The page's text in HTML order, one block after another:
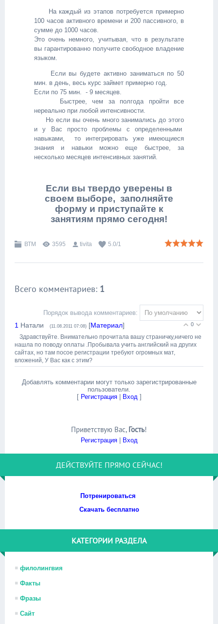
На каждый из этапов потребуется примерно
100 часов активного времени и 200 пассивного, в
сумме до 1000 часов.
Это очень немного, учитывая, что в результате
вы гарантированно получите свободное владение
языком.
Если вы будете активно заниматься по 50
мин. в день, весь курс займет примерно год.
Если по 75 мин. - 9 месяцев.
Быстрее, чем за полгода пройти все
нереально при любой интенсивности.
Но если вы очень много занимались до этого
и у Вас просто проблемы с определенными
навыками, то интегрировать уже имеющиеся
знания и навыки можно еще быстрее, за
несколько месяцев интенсивных занятий.
Если вы твердо уверены в
своем выборе, заполняйте
форму и приступайте к
занятиям прямо сегодня!
ВТМ 3595 tivita 5.0/1
Всего комментариев: 1
Порядок вывода комментариев:
0
1 Натали (11.08.2011 07:08) [Материал]
Здравствуйте. Внимательно прочитала вашу страничку,ничего не
нашла по поводу оплаты .Пробывала учить английский на других
сайтах, но там посое регистрации требуют огромных мат,
вложений, У Вас как с этим?
Добавлять комментарии могут только зарегистрированные
пользователи.
[ Регистрация| Вход]
Приветствую Вас, Гость!
Регистрация| Вход
ДЕЙСТВУЙТЕ ПРЯМО СЕЙЧАС!
Потренироваться
Скачать бесплатно
КАТЕГОРИИ РАЗДЕЛА
филолингвия
Факты
Фразы
Сайт